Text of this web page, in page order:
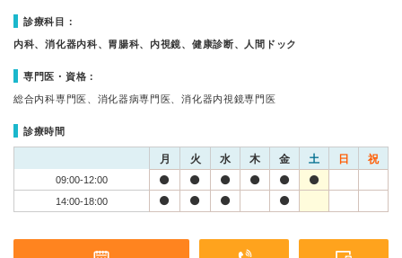
診療科目：
内科、消化器内科、胃腸科、内視鏡、健康診断、人間ドック
専門医・資格：
総合内科専門医、消化器病専門医、消化器内視鏡専門医
診療時間
月 火 水 木 金 土 日 祝
09:00-12:00
14:00-18:00